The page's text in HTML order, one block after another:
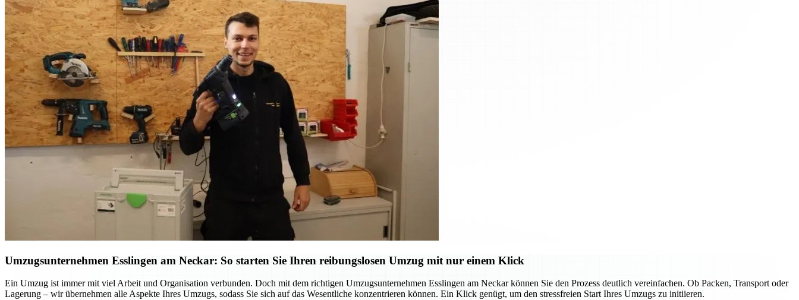
Umzugsunternehmen Esslingen am Neckar: So starten Sie Ihren reibungslosen Umzug mit nur einem Klick
Ein Umzug ist immer mit viel Arbeit und Organisation verbunden. Doch mit dem richtigen Umzugsunternehmen Esslingen am Neckar können Sie den Prozess deutlich vereinfachen. Ob Packen, Transport oder
Lagerung – wir übernehmen alle Aspekte Ihres Umzugs, sodass Sie sich auf das Wesentliche konzentrieren können. Ein Klick genügt, um den stressfreien Start Ihres Umzugs zu initiieren.